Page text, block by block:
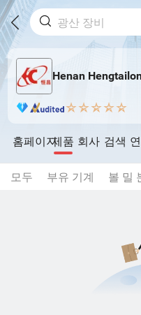
Henan
홈페이지제품 회사 검색
모두 부유 기계 볼 밀